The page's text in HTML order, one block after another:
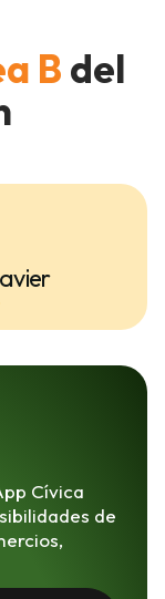
B del
Cívica
de